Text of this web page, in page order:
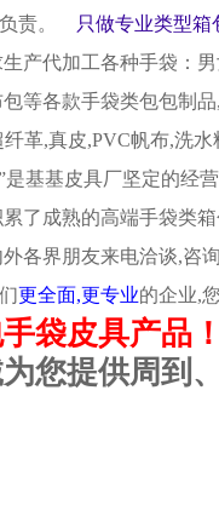
责。
只做专业类型箱
产代加工各种手袋：
等各款手袋类包包制
革,真皮,PVC帆布,洗
基基皮具厂坚定的经
了成熟的高端手袋类
各界朋友来电洽谈,咨
更全面,更专业的企业,
袋皮具产品
您提供周到